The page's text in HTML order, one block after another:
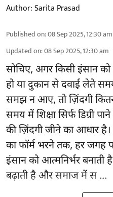
Author:Sarita Prasad
Published on:08 Sep 2025, 12:30 am
Updated on:08 Sep 2025, 12:30 am
सोचिए, अगर किसी इंसान
हो या दुकान से दवाई लेते
समझ न आए, तो ज़िंदगी
समय में शिक्षा सिर्फ डिग्री
की ज़िंदगी जीने का आधार
का फॉर्म भरने तक, हर जगह
इंसान को आत्मनिर्भर
बढ़ाती है और समाज में स ...